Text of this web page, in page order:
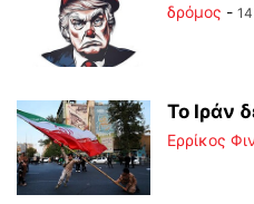
δρόμος -
Το Ιράν
Ερρίκος